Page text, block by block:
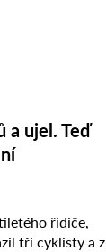
a ujel. Teď
řidiče,
tři cyklisty a z